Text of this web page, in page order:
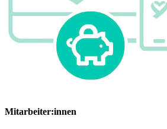
Mitarbeiter:innen